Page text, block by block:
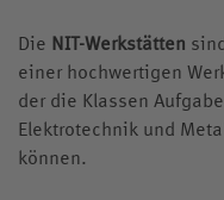
Die NIT-Werkstätten
einer hochwertigen
der die Klassen
Elektrotechnik und
können.